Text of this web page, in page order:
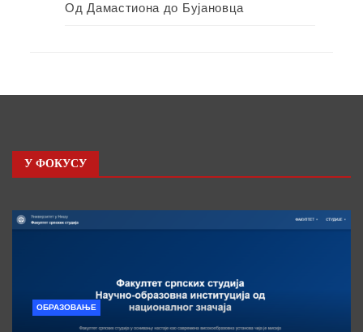
Од Дамастиона до Бујановца
У ФОКУСУ
ОБРАЗОВАЊЕ